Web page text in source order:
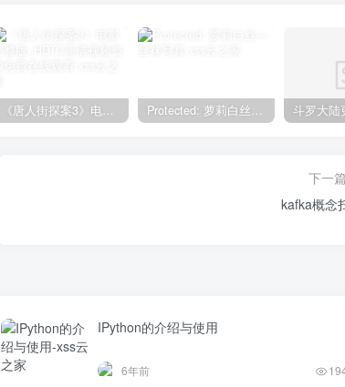
下一
kafka概念
IPython的介绍与使用
6年前